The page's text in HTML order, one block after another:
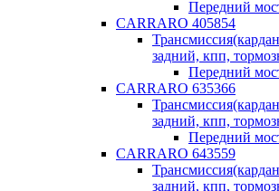
Передний
CARRARO 405854
задний, кпп,
Передний
CARRARO 635366
задний, кпп,
Передний
CARRARO 643559
задний, кпп,